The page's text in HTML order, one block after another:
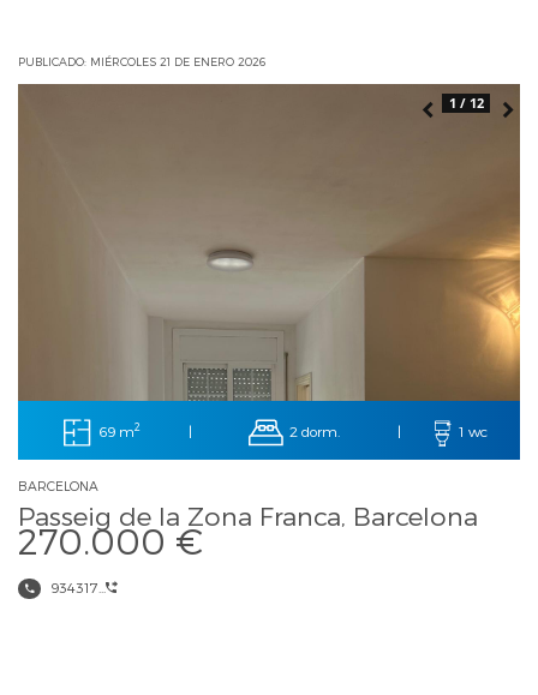
PUBLICADO: MIÉRCOLES 21 DE ENERO 2026
1 / 12
69 m2 | 2 dorm. | 1 wc
BARCELONA
Passeig de la Zona Franca, Barcelona
270.000 €
934317...